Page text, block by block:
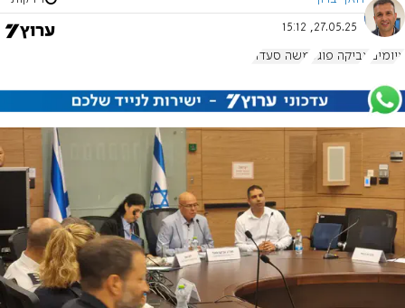
27.05.25, 15:12
איומים צביקה פוגל משה סעדה